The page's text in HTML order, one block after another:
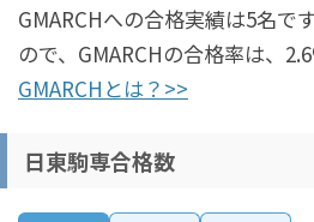
GMARCHへの合格実績は5名で
ので、GMARCHの合格率は、
GMARCHとは？>>
日東駒専合格数